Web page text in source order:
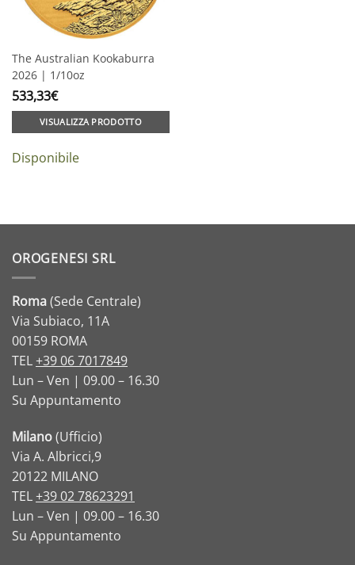
The Australian Kookaburra
2026 | 1/10oz
533,33€
VISUALIZZA PRODOTTO
Disponibile
OROGENESI SRL
Roma(Sede Centrale)
Via Subiaco, 11A
00159 ROMA
TEL+39 06 7017849
Lun – Ven | 09.00 – 16.30
Su Appuntamento
Milano(Ufficio)
Via A. Albricci,9
20122 MILANO
TEL+39 02 78623291
Lun – Ven | 09.00 – 16.30
Su Appuntamento